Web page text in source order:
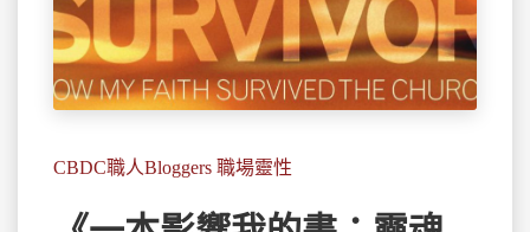
CBDC職人Bloggers 職場靈性